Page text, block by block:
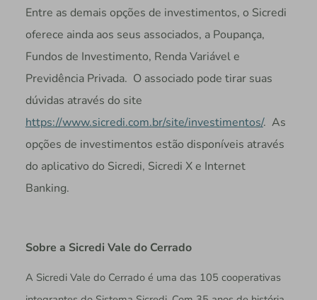
Entre as demais opções de investimentos, o Sicredi
oferece ainda aos seus associados, a Poupança,
Fundos de Investimento, Renda Variável e
Previdência Privada. O associado pode tirar suas
dúvidas através do site
https://www.sicredi.com.br/site/investimentos/. As
opções de investimentos estão disponíveis através
do aplicativo do Sicredi, Sicredi X e Internet
Banking.
Sobre a Sicredi Vale do Cerrado
A Sicredi Vale do Cerrado é uma das 105 cooperativas